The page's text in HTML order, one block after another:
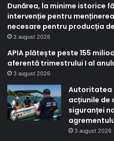
Dunărea, la minime istorice
intervenție pentru
necesare pentru producția
3 august 2026
APIA plătește peste 155
aferentă trimestrului I al
3 august 2026
Autoritatea
acțiunile de
siguranței
3 august 2026